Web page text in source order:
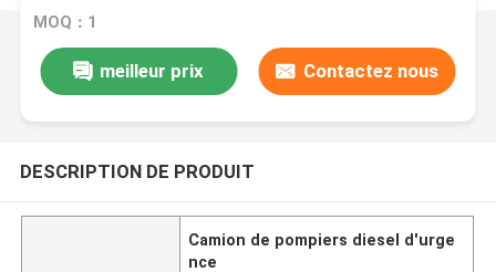
MOQ：1
meilleur prix Contactez nous
DESCRIPTION DE PRODUIT
Camion de pompiers diesel d'urge
nce